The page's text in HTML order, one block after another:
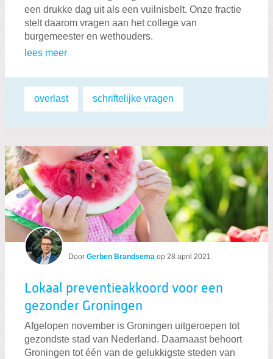
een drukke dag uit als een vuilnisbelt. Onze fractie
stelt daarom vragen aan het college van
burgemeester en wethouders.
lees meer
Labels:
overlast schriftelijke vragen
Door Gerben Brandsema op 28 april 2021
Lokaal preventieakkoord voor een
gezonder Groningen
Afgelopen november is Groningen uitgeroepen tot
gezondste stad van Nederland. Daarnaast behoort
Groningen tot één van de gelukkigste steden van